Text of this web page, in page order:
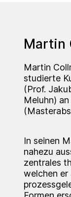
Martin
Martin
studierte
(Prof.
Meluhn)
In seinen
nahezu
zentrales
welchen